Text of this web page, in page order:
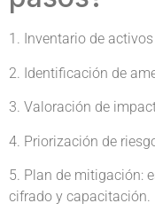
1. Inventario de
2. Identificación de
3. Valoración de
4. Priorización de
5. Plan de mitigación:
cifrado y capacitación.